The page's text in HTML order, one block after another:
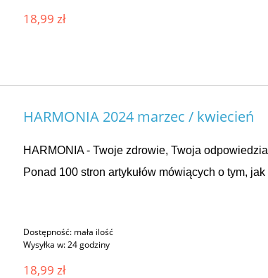
18,99 zł
HARMONIA 2024 marzec / kwiecień
HARMONIA - Twoje zdrowie, Twoja
Ponad 100 stron artykułów mówiących o tym,
Dostępność: mała ilość
Wysyłka w:24 godziny
18,99 zł